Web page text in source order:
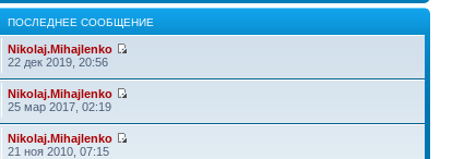
ПОСЛЕДНЕЕ СООБЩЕНИЕ
Nikolaj.Mihajlenko
22 дек 2019, 20:56
Nikolaj.Mihajlenko
25 мар 2017, 02:19
Nikolaj.Mihajlenko
21 ноя 2010, 07:15